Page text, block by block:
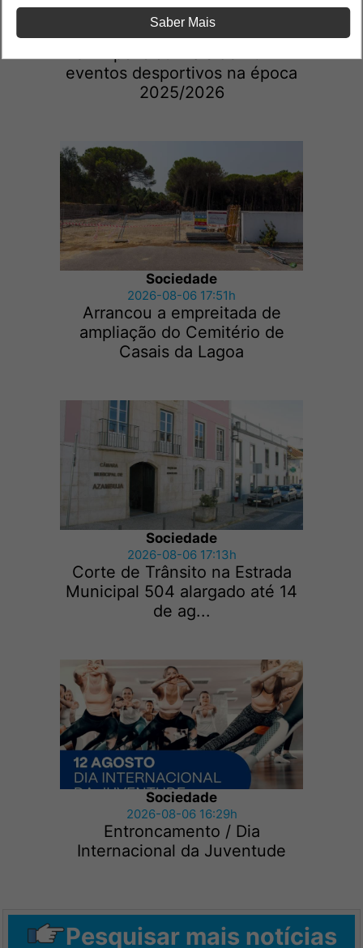
Sociedade
2026-08-06 17:55h
GNR policiou mais de 20 mil
eventos desportivos na época
2025/2026
Sociedade
2026-08-06 17:51h
Arrancou a empreitada de
ampliação do Cemitério de
Casais da Lagoa
Sociedade
2026-08-06 17:13h
Corte de Trânsito na Estrada
Municipal 504 alargado até 14
de ag...
Sociedade
2026-08-06 16:29h
Entroncamento / Dia
Internacional da Juventude
Pesquisar mais notícias
Saber Mais